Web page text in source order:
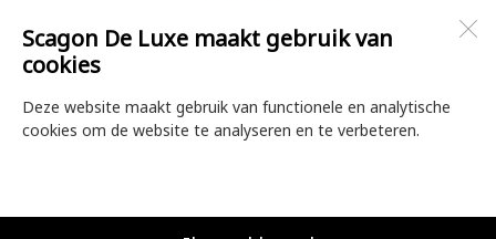
Scagon De Luxe maakt gebruik van
cookies
Deze website maakt gebruik van functionele en analytische
cookies om de website te analyseren en te verbeteren.
1741 CB Schagen